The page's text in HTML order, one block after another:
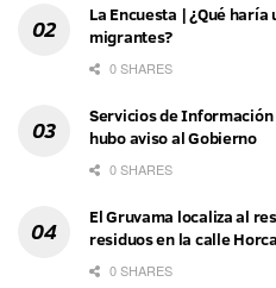
La Encuesta | ¿Qué
migrantes?
0 SHARES
Servicios de
hubo aviso al Gobierno
0 SHARES
El Gruvama localiza al
residuos en la calle
0 SHARES